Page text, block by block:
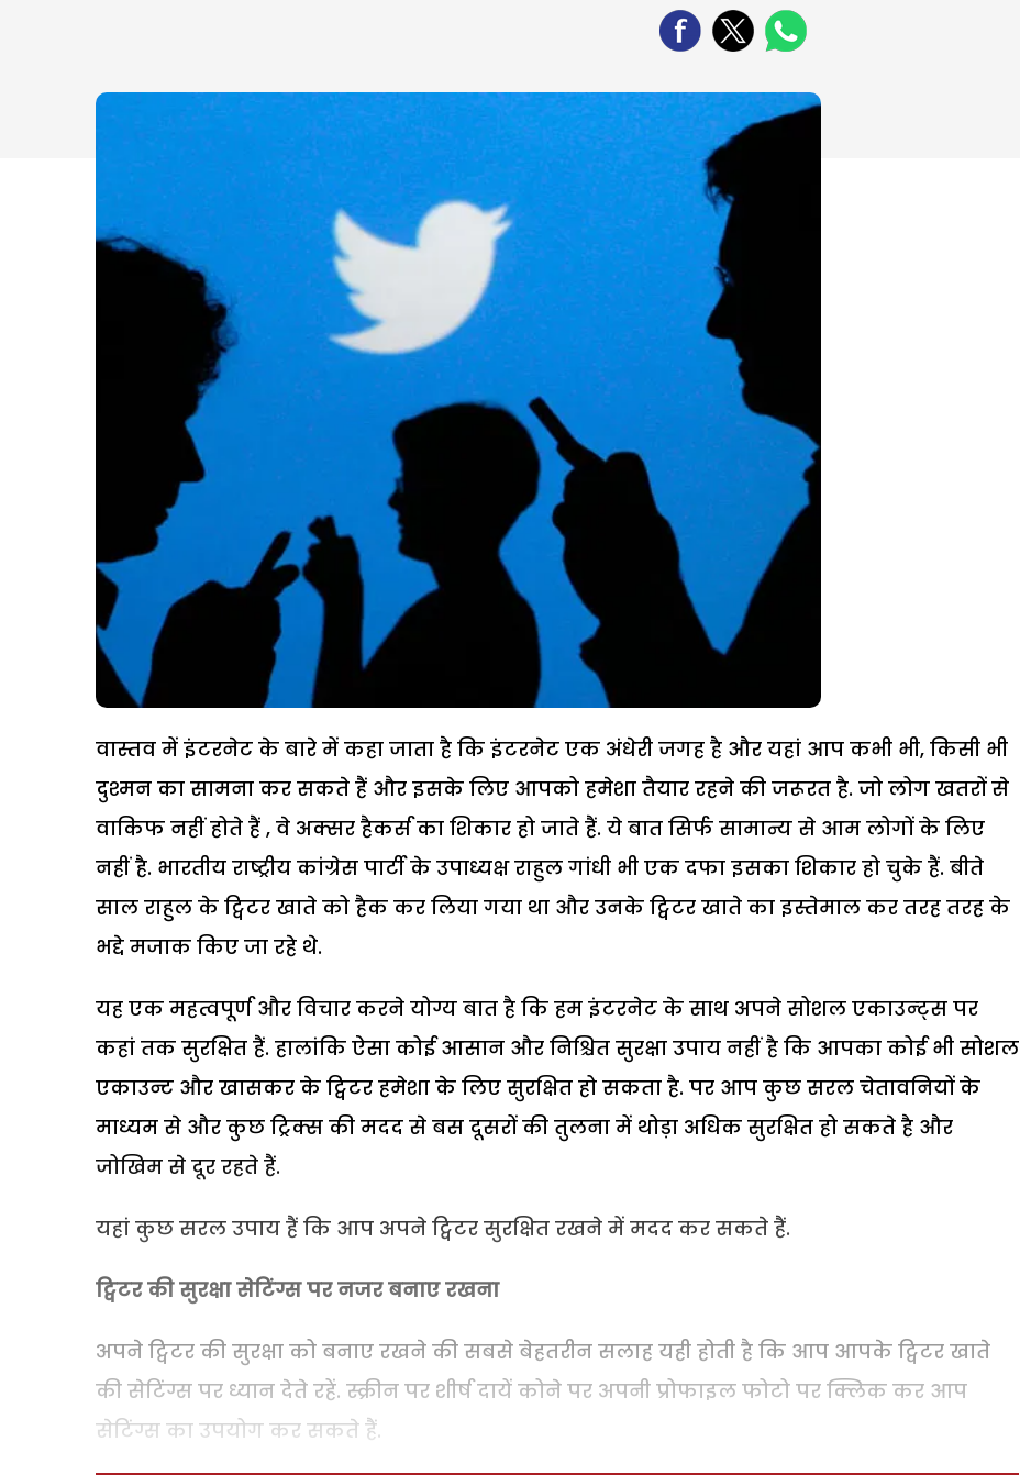
वास्तव में इंटरनेट के बारे में कहा जाता है कि इंटरनेट एक अंधेरी जगह है और यहां आप कभी भी, किसी भी
दुश्मन का सामना कर सकते हैं और इसके लिए आपको हमेशा तैयार रहने की जरूरत है. जो लोग खतरों से
वाकिफ नहीं होते हैं , वे अक्सर हैकर्स का शिकार हो जाते हैं. ये बात सिर्फ सामान्य से आम लोगों के लिए
नहीं है. भारतीय राष्ट्रीय कांग्रेस पार्टी के उपाध्यक्ष राहुल गांधी भी एक दफा इसका शिकार हो चुके हैं. बीते
साल राहुल के ट्विटर खाते को हैक कर लिया गया था और उनके ट्विटर खाते का इस्तेमाल कर तरह तरह के
भद्दे मजाक किए जा रहे थे.
यह एक महत्वपूर्ण और विचार करने योग्य बात है कि हम इंटरनेट के साथ अपने सोशल एकाउन्ट्स पर
कहां तक सुरक्षित हैं. हालांकि ऐसा कोई आसान और निश्चित सुरक्षा उपाय नहीं है कि आपका कोई भी सोशल
एकाउन्ट और खासकर के ट्विटर हमेशा के लिए सुरक्षित हो सकता है. पर आप कुछ सरल चेतावनियों के
माध्यम से और कुछ ट्रिक्स की मदद से बस दूसरों की तुलना में थोड़ा अधिक सुरक्षित हो सकते है और
जोखिम से दूर रहते हैं.
यहां कुछ सरल उपाय हैं कि आप अपने ट्विटर सुरक्षित रखने में मदद कर सकते हैं.
ट्विटर की सुरक्षा सेटिंग्स पर नजर बनाए रखना
अपने ट्विटर की सुरक्षा को बनाए रखने की सबसे बेहतरीन सलाह यही होती है कि आप आपके ट्विटर खाते
की सेटिंग्स पर ध्यान देते रहें. स्क्रीन पर शीर्ष दायें कोने पर अपनी प्रोफाइल फोटो पर क्लिक कर आप
सेटिंग्स का उपयोग कर सकते हैं.